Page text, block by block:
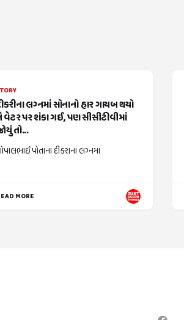
લગ્નમાં સોનાનો હાર ગાયબ થયો
વેટર પર શંકા ગઈ, પણ સીસીટીવીમાં
તો...
પોતાના દીકરાના લગ્નમા
MORE